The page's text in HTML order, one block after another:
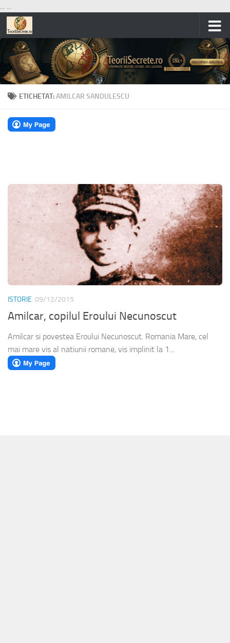
... ...
Skip to content
ETICHETAT:AMILCAR SANDULESCU
ISTORIE 09/12/2015
Amilcar, copilul Eroului Necunoscut
Amilcar si povestea Eroului Necunoscut. Romania Mare, cel
mai mare vis al natiunii romane, vis implinit la 1...